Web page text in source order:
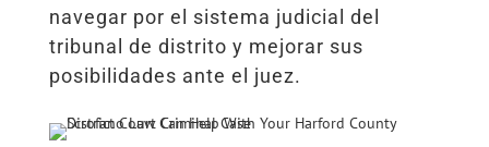
navegar por el sistema judicial del
tribunal de distrito y mejorar sus
posibilidades ante el juez.